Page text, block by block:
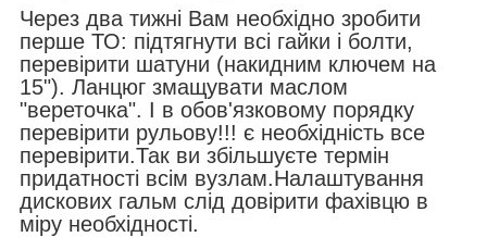
Через два тижні Вам необхідно зробити
перше ТО: підтягнути всі гайки і болти,
перевірити шатуни (накидним ключем на
15"). Ланцюг змащувати маслом
"вереточка". І в обов'язковому порядку
перевірити рульову!!! є необхідність все
перевірити.Так ви збільшуєте термін
придатності всім вузлам.Налаштування
дискових гальм слід довірити фахівцю в
міру необхідності.